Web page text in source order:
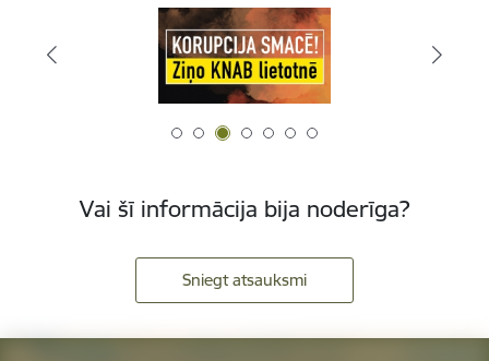
Vai šī informācija bija noderīga?
Sniegt atsauksmi